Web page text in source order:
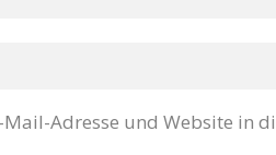
Mail-Adresse und Website in